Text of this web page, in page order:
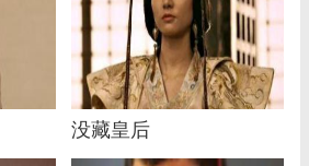
没藏皇后